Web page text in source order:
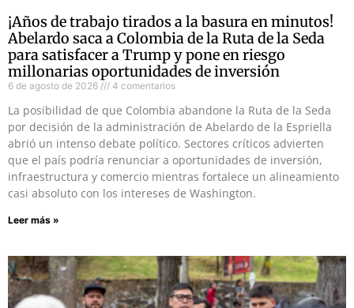
¡Años de trabajo tirados a la basura en minutos!
Abelardo saca a Colombia de la Ruta de la Seda
para satisfacer a Trump y pone en riesgo
millonarias oportunidades de inversión
6 de agosto de 2026 4 comentarios
La posibilidad de que Colombia abandone la Ruta de la Seda
por decisión de la administración de Abelardo de la Espriella
abrió un intenso debate político. Sectores críticos advierten
que el país podría renunciar a oportunidades de inversión,
infraestructura y comercio mientras fortalece un alineamiento
casi absoluto con los intereses de Washington.
Leer más »